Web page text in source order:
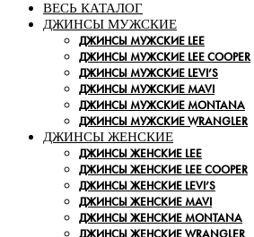
ВЕСЬ КАТАЛОГ
ДЖИНСЫ МУЖСКИЕ
ДЖИНСЫ МУЖСКИЕ LEE
ДЖИНСЫ МУЖСКИЕ LEE COOPER
ДЖИНСЫ МУЖСКИЕ LEVI’S
ДЖИНСЫ МУЖСКИЕ MAVI
ДЖИНСЫ МУЖСКИЕ MONTANA
ДЖИНСЫ МУЖСКИЕ WRANGLER
ДЖИНСЫ ЖЕНСКИЕ
ДЖИНСЫ ЖЕНСКИЕ LEE
ДЖИНСЫ ЖЕНСКИЕ LEE COOPER
ДЖИНСЫ ЖЕНСКИЕ LEVI’S
ДЖИНСЫ ЖЕНСКИЕ MAVI
ДЖИНСЫ ЖЕНСКИЕ MONTANA